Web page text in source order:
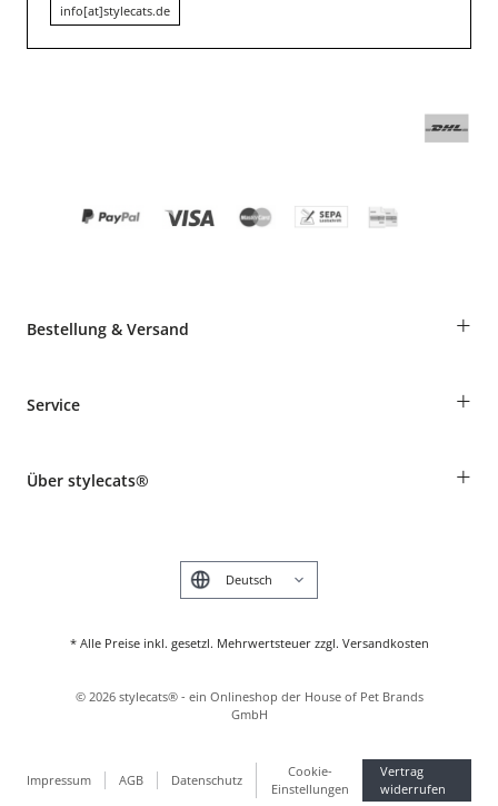
info[at]stylecats.de
Bestellung & Versand +
Informationen zur Lieferung
Produkte reklamieren und zurücksenden
Service +
Tierkrankenversicherung
Über stylecats® +
* Alle Preise inkl. gesetzl. Mehrwertsteuer zzgl. Versandkosten
English
Impressum AGB Datenschutz
Cookie-
Einstellungen
Vertrag
widerrufen
© 2026 stylecats® - ein Onlineshop der House of Pet Brands
GmbH